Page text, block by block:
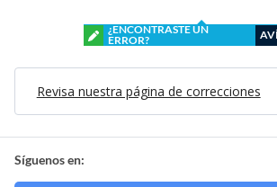
¿ENCONTRASTE UN
ERROR?
Revisa nuestra página de correcciones
Síguenos en: